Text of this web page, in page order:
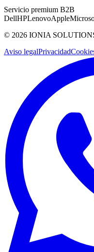
Servicio premium B2B
DellHPLenovoApple
© 2026 IONIA
Aviso legalPrivacidad